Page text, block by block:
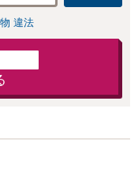
違法